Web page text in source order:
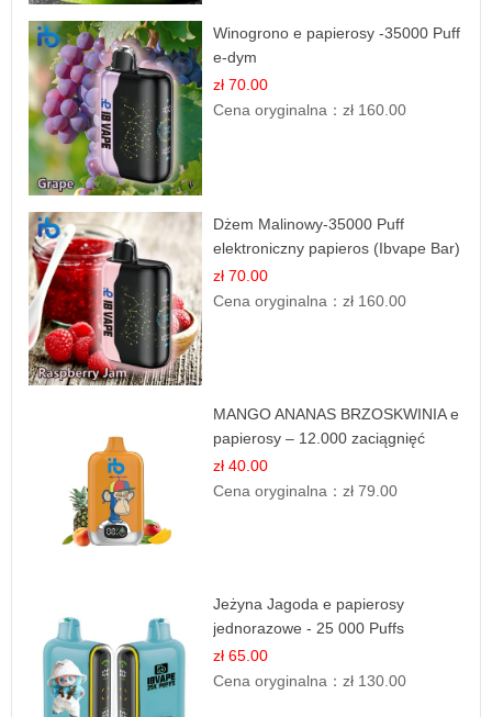
Winogrono e papierosy -35000 Puff
e-dym
zł 70.00
Cena oryginalna：zł 160.00
Dżem Malinowy-35000 Puff
elektroniczny papieros (Ibvape Bar)
zł 70.00
Cena oryginalna：zł 160.00
MANGO ANANAS BRZOSKWINIA e
papierosy – 12.000 zaciągnięć
zł 40.00
Cena oryginalna：zł 79.00
Jeżyna Jagoda e papierosy
jednorazowe - 25 000 Puffs
zł 65.00
Cena oryginalna：zł 130.00